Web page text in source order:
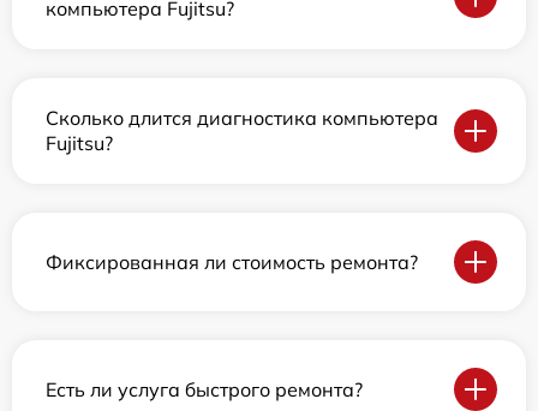
компьютера Fujitsu?
Сколько длится диагностика компьютера
Fujitsu?
Фиксированная ли стоимость ремонта?
Есть ли услуга быстрого ремонта?